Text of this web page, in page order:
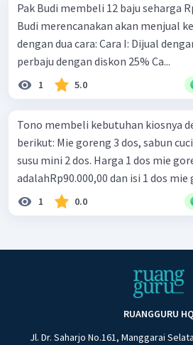
Pak Budi membeli 12 baju seharga
Budi merencanakan akan menjual
dengan dua cara: Cara I: Dijual dengan harga Rp 200.000 , 00
perbaju dengan diskon 25% Ca...
1 5.0
Tono membeli kebutuhan kiosnya
berikut: Mie goreng 3 dos, sabun cuci 1 lusin (12 buah) dan
susu mini 2 dos. Harga 1 dos mie goreng
adalahRp90.000,00 dan isi 1 dos mie
1 0.0
RUANGGURU HQ
Jl. Dr. Saharjo No.161, Manggarai